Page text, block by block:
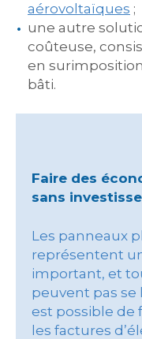
aérovoltaïques ;
une autre
coûteuse,
en
bâti.
Faire des
sans
Les panneaux
représentent
important, et
peuvent pas se
est possible de
les factures